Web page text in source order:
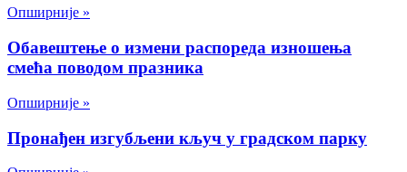
Опширније »
Обавештење о измени распореда изношења
смећа поводом празника
Опширније »
Пронађен изгубљени кључ у градском парку